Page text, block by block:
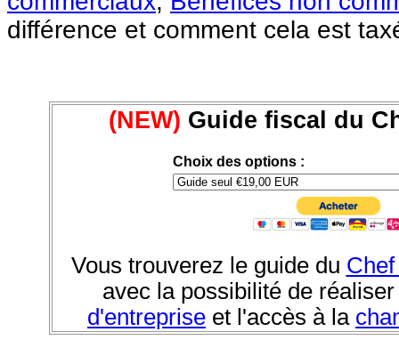
différence et comment cela est
(NEW) Guide fiscal du
Choix des options :
Vous trouverez le guide du
avec la possibilité de
d'entreprise et l'accès à la